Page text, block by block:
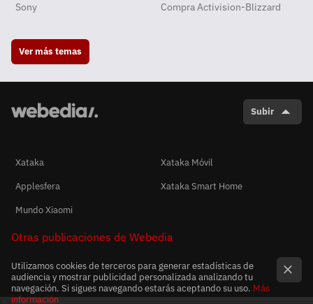
Sony Compra Activision-Blizzard
Ver más temas
Subir
Xataka
Xataka Móvil
Applesfera
Xataka Smart Home
Mundo Xiaomi
Otras publicaciones de Webedia
Utilizamos cookies de terceros para generar estadísticas de
audiencia y mostrar publicidad personalizada analizando tu
navegación. Si sigues navegando estarás aceptando su uso. Más
información